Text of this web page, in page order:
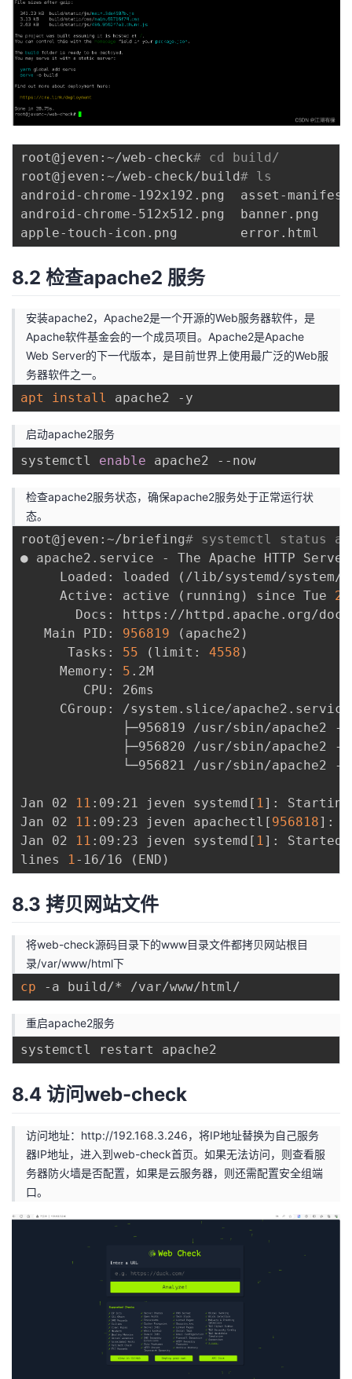
root@jeven:~/web-check# cd build/
root@jeven:~/web-check/build# ls
android-chrome-192x192.png  asset-
android-chrome-512x512.png
8.2 检查apache2 服务
安装apache2，Apache2是一个开源的Web服务器软件，是
Apache软件基金会的一个成员项目。Apache2是Apache
Web Server的下一代版本，是目前世界上使用最广泛的Web服
务器软件之一。
apt install
启动apache2服务
systemctl enable
检查apache2服务状态，确保apache2服务处于正常运行状
态。
root@jeven:~/briefing# systemctl status
● apache2.service - The Apache HTTP Server
     Loaded: loaded
( /lib/systemd/system/
     Active: active
( running ) since Tue
Docs: https://httpd.apache.org/
   Main PID:
956819 ( apache2 )
      Tasks:
55 ( limit: 4558 )
     Memory:
5 .2M
        CPU: 26ms
     CGroup: /system.slice/apache2.service
├─956819 /usr/sbin/apache2 -
├─956820 /usr/sbin/apache2 -
└─956821 /usr/sbin/apache2 -
Jan 02 11 :09:21 jeven systemd [ 1] : Starting
Jan 02
11 :09:23 jeven apachectl [ 956818] :
Jan 02
11 :09:23 jeven systemd [ 1] : Started
lines
1-16/16 ( END )
8.3 拷贝网站文件
将web-check源码目录下的www目录文件都拷贝网站根目
录/var/www/html下
cp
重启apache2服务
8.4 访问web-check
访问地址： http://192.168.3.246，将IP地址替换为自己服务
器IP地址，进入到web-check首页。如果无法访问，则查看服
务器防火墙是否配置，如果是云服务器，则还需配置安全组端
口。